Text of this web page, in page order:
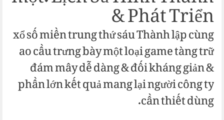
& Phát Triển
xổ số miền trung thứ sáu Thành lập cùng
ao cầu trưng bày một loại game tàng trữ
đám mây dễ dàng & đối kháng giản &
phần lớn kết quả mang lại người công ty
cần thiết dùng.